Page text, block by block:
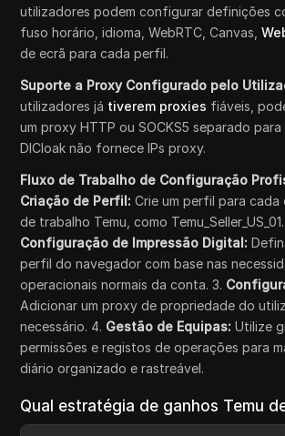
utilizadores podem configurar definições
fuso horário, idioma, WebRTC, Canvas,
de ecrã para cada perfil.
Suporte a Proxy Configurado pelo
utilizadores já tiverem proxies fiáveis,
um proxy HTTP ou SOCKS5 separado
DICloak não fornece IPs proxy.
Fluxo de Trabalho de Configuração
Criação de Perfil: Crie um perfil para
de trabalho Temu, como
Configuração de Impressão Digital:
perfil do navegador com base nas
operacionais normais da conta. 3.
Adicionar um proxy de propriedade do
necessário. 4. Gestão de Equipas: Utilize
permissões e registos de operações para
diário organizado e rastreável.
Qual estratégia de ganhos Temu